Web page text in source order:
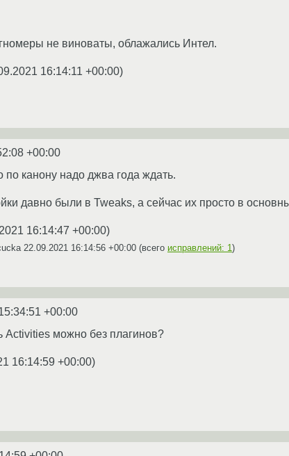
не виноваты, облажались Интел.
16:14:11 +00:00)
+00:00
по канону надо джва года ждать.
давно были в Tweaks, а сейчас их просто в
16:14:47 +00:00)
22.09.2021 16:14:56 +00:00 (всего исправлений: 1 )
+00:00
Activities можно без плагинов?
16:14:59 +00:00)